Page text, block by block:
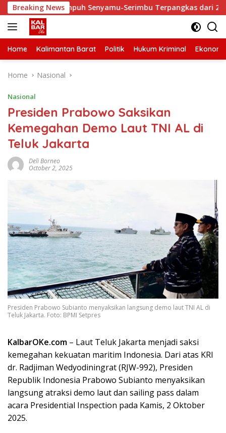
Skip
to
content
Breaking News
Tempuh Senyamu-Serimbu Terpangkas dari 2 Jam Jadi
Home Kalimantan Barat Politik Hukum Kriminal Ekonomi
Home Nasional
Nasional
Presiden Prabowo Saksikan
Kemegahan Demo Laut TNI AL di
Teluk Jakarta
Deli Borneo
October 2, 2025
Presiden Prabowo Subianto menyaksikan langsung demo laut TNI AL di
Teluk Jakarta. Foto: BPMI Setpres
KalbarOKe.com – Laut Teluk Jakarta menjadi saksi
kemegahan kekuatan maritim Indonesia. Dari atas KRI
dr. Radjiman Wedyodiningrat (RJW-992), Presiden
Republik Indonesia Prabowo Subianto menyaksikan
langsung atraksi demo laut dan sailing pass dalam
acara Presidential Inspection pada Kamis, 2 Oktober
2025.